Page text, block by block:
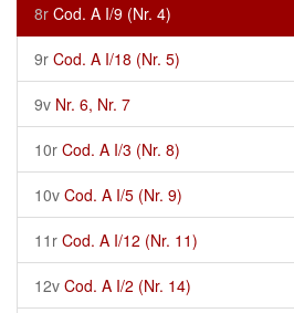
8r Cod. A I/9 (Nr. 4)
9r Cod. A I/18 (Nr. 5)
9v Nr. 6, Nr. 7
10r Cod. A I/3 (Nr. 8)
10v Cod. A I/5 (Nr. 9)
11r Cod. A I/12 (Nr. 11)
12v Cod. A I/2 (Nr. 14)